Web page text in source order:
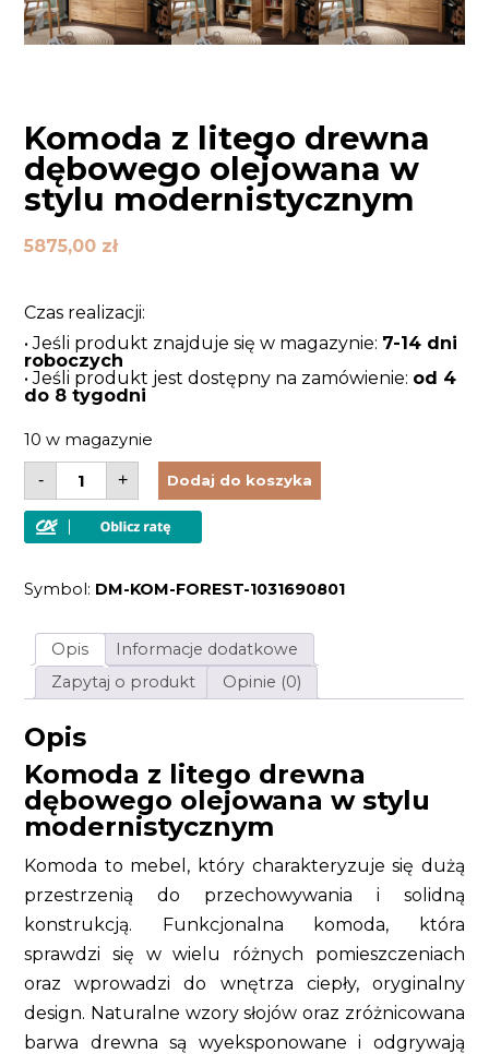
Komoda z litego drewna
dębowego olejowana w
stylu modernistycznym
5875,00 zł
Czas realizacji:
• Jeśli produkt znajduje się w magazynie: 7-14 dni
roboczych
• Jeśli produkt jest dostępny na zamówienie: od 4
do 8 tygodni
10 w magazynie
-
ilość
Komoda
z
litego
drewna
w
+ Dodaj do koszyka
Symbol: DM-KOM-FOREST-1031690801
Opis
Informacje dodatkowe
Zapytaj o produkt
Opinie (0)
Opis
Komoda z litego drewna
dębowego olejowana w stylu
modernistycznym
Komoda to mebel, który charakteryzuje się dużą
przestrzenią do przechowywania i solidną
konstrukcją. Funkcjonalna komoda, która
sprawdzi się w wielu różnych pomieszczeniach
oraz wprowadzi do wnętrza ciepły, oryginalny
design. Naturalne wzory słojów oraz zróżnicowana
barwa drewna są wyeksponowane i odgrywają